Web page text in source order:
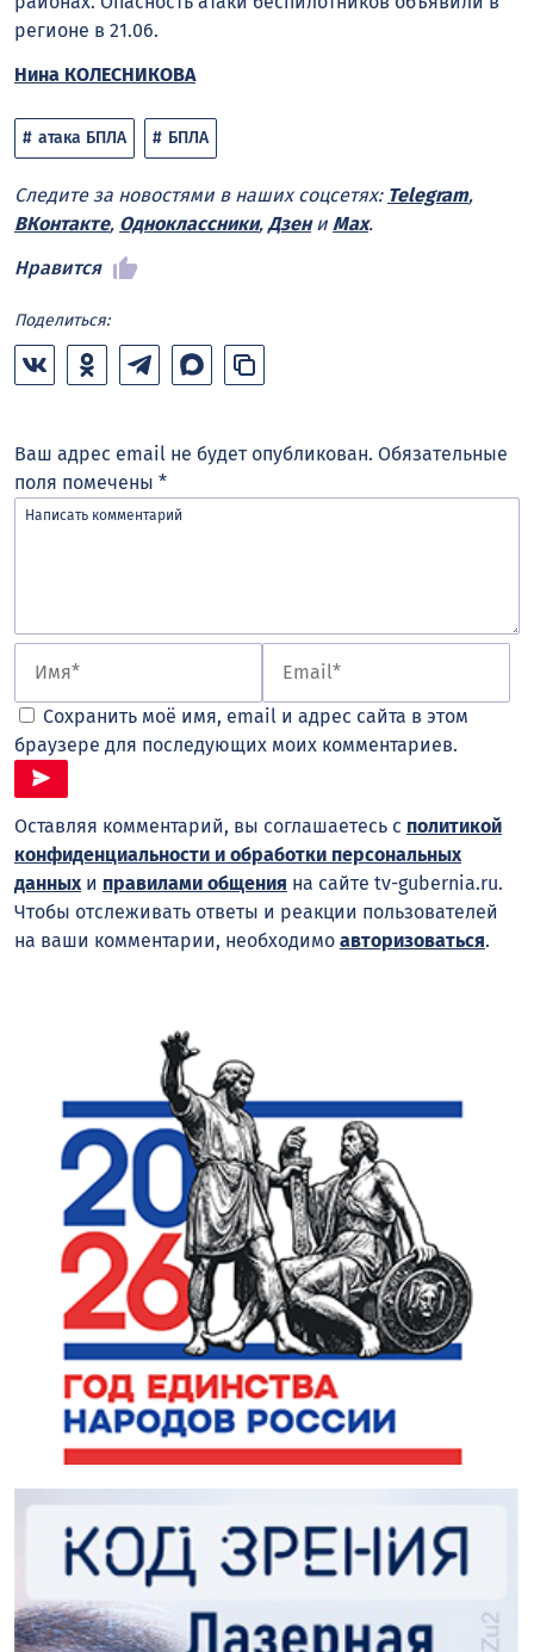
регионе в 21.06.
Нина КОЛЕСНИКОВА
атака БПЛА БПЛА
Следите за новостями в наших соцсетях: Telegram,
ВКонтакте, Одноклассники, Дзени Max.
Нравится
Поделиться:
Ваш адрес email не будет опубликован. Обязательные
поля помечены *
Сохранить моё имя, email и адрес сайта в этом
браузере для последующих моих комментариев.
Оставляя комментарий, вы соглашаетесь с политикой
конфиденциальности и обработки персональных
данныхи правилами общения на сайте tv-gubernia.ru.
Чтобы отслеживать ответы и реакции пользователей
на ваши комментарии, необходимо авторизоваться.